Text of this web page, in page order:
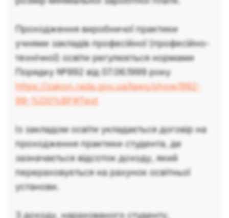
Проходження виробничої практики
учнями закладів професійної (професійно-
технічної) освіти регулюється нормами
Порядку №992 від 07.06.1999 року
https://zakon.rada.gov.ua/laws/show/992-
99-%D0%BF#Text
Із закладом освіти укладається договір на
проходження практики студента, де
зазначається відсоток доходу, який
перераховується на рахунок освітньої
установи.
З доходу, нарахованого студенту,